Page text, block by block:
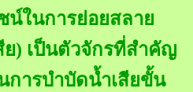
น์ในการย่อยสลาย
ย) เป็นตัวจักรที่สำคัญ
การบำบัดน้ำเสียขั้น